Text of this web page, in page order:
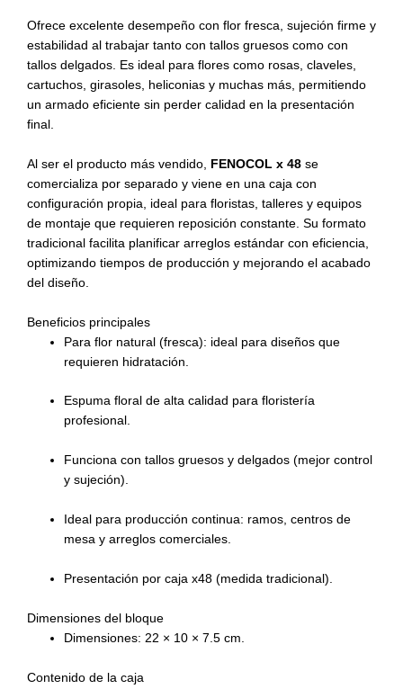
Ofrece excelente desempeño con flor fresca, sujeción firme y
estabilidad al trabajar tanto con tallos gruesos como con
tallos delgados. Es ideal para flores como rosas, claveles,
cartuchos, girasoles, heliconias y muchas más, permitiendo
un armado eficiente sin perder calidad en la presentación
final.
Al ser el producto más vendido, FENOCOL x 48 se
comercializa por separado y viene en una caja con
configuración propia, ideal para floristas, talleres y equipos
de montaje que requieren reposición constante. Su formato
tradicional facilita planificar arreglos estándar con eficiencia,
optimizando tiempos de producción y mejorando el acabado
del diseño.
Beneficios principales
Para flor natural (fresca): ideal para diseños que
requieren hidratación.
Espuma floral de alta calidad para floristería
profesional.
Funciona con tallos gruesos y delgados (mejor control
y sujeción).
Ideal para producción continua: ramos, centros de
mesa y arreglos comerciales.
Presentación por caja x48 (medida tradicional).
Dimensiones del bloque
Dimensiones: 22 × 10 × 7.5 cm.
Contenido de la caja